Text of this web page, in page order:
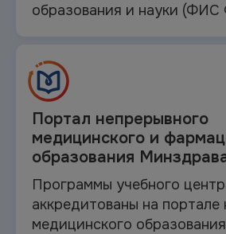
образования и науки
Портал непрерывного
медицинского и
образования
Программы учебного
аккредитованы на портале
медицинского образования